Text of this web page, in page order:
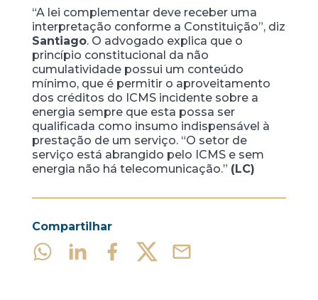
“A lei complementar deve receber uma
interpretação conforme a Constituição”, diz
Santiago. O advogado explica que o
princípio constitucional da não
cumulatividade possui um conteúdo
mínimo, que é permitir o aproveitamento
dos créditos do ICMS incidente sobre a
energia sempre que esta possa ser
qualificada como insumo indispensável à
prestação de um serviço. “O setor de
serviço está abrangido pelo ICMS e sem
energia não há telecomunicação.” (LC)
Compartilhar